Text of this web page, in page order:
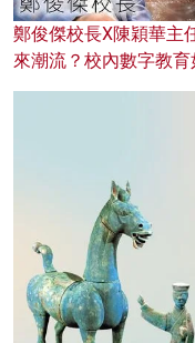
鄭俊傑校長X陳穎華主
來潮流？校內數字教育